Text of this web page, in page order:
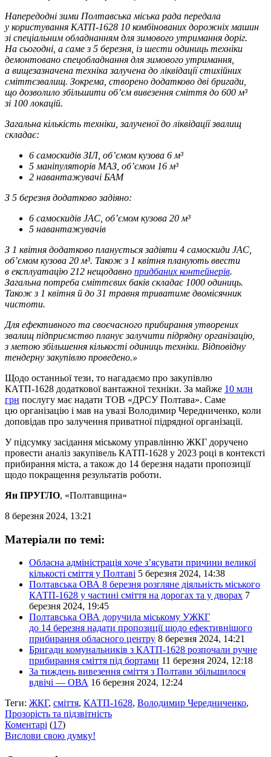
Напередодні зими Полтавська міська рада передала
у користування КАТП-1628 10 комбінованих дорожніх машин
зі спеціальним обладнанням для зимового утримання доріг.
На сьогодні, а саме з 5 березня, із шести одиниць техніки
демонтовано спецобладнання для зимового утримання,
а вищезазначена техніка залучена до ліквідації стихійних
сміттєзвалищ. Зокрема, створено додатково дві бригади,
що дозволило збільшити об’єм вивезення сміття до 600 м³
зі 100 локацій.
Загальна кількість техніки, залученої до ліквідації звалищ
складає:
6 самоскидів ЗІЛ, об’ємом кузова 6 м³
5 маніпуляторів МАЗ, об’ємом 16 м³
2 навантажувачі БАМ
З 5 березня додатково задіяно:
6 самоскидів JAC, об’ємом кузова 20 м³
5 навантажувачів
З 1 квітня додатково планується задіяти 4 самоскиди JAC,
об’ємом кузова 20 м³. Також з 1 квітня планують ввести
в експлуатацію 212 нещодавно придбаних контейнерів.
Загальна потреба сміттєвих баків складає 1000 одиниць.
Також з 1 квітня й до 31 травня триватиме двомісячник
чистоти.
Для ефективного та своєчасного прибирання утворених
звалищ підприємство планує залучити підрядну організацію,
з метою збільшення кількості одиниць техніки. Відповідну
тендерну закупівлю проведено.»
Щодо останньої тези, то нагадаємо про закупівлю
КАТП-1628 додаткової вантажної техніки. За майже 10 млн
грн послугу має надати ТОВ «ДРСУ Полтава». Саме
цю організацію і мав на увазі Володимир Чередниченко, коли
доповідав про залучення приватної підрядної організації.
У підсумку засідання міському управлінню ЖКГ доручено
провести аналіз закупівель КАТП-1628 у 2023 році в контексті
прибирання міста, а також до 14 березня надати пропозиції
щодо покращення результатів роботи.
Ян ПРУГЛО, «Полтавщина»
8 березня 2024, 13:21
Матеріали по темі:
Обласна адміністрація хоче з’ясувати причини великої
кількості сміття у Полтаві 5 березня 2024, 14:38
Полтавська ОВА 8 березня розгляне діяльність міського
КАТП-1628 у частині сміття на дорогах та у дворах 7
березня 2024, 19:45
Полтавська ОВА доручила міському УЖКГ
до 14 березня надати пропозиції щодо ефективнішого
прибирання обласного центру 8 березня 2024, 14:21
Бригади комунальників з КАТП-1628 розпочали ручне
прибирання сміття під бортами 11 березня 2024, 12:18
За тиждень вивезення сміття з Полтави збільшилося
вдвічі — ОВА 16 березня 2024, 12:24
Теги: ЖКГ, сміття, КАТП-1628, Володимир Чередниченко,
Прозорість та підзвітність
Коментарі (17)
Вислови свою думку!